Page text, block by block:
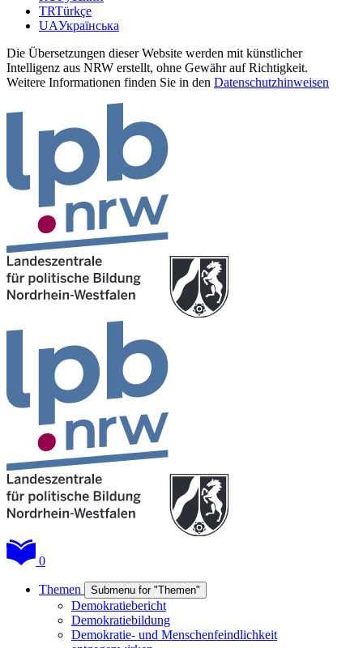
TRTürkçe
UAУкраїнська
Die Übersetzungen dieser Website werden mit künstlicher
Intelligenz aus NRW erstellt, ohne Gewähr auf Richtigkeit.
Weitere Informationen finden Sie in den Datenschutzhinweisen
0
Themen Submenu for "Themen"
Demokratiebericht
Demokratiebildung
Demokratie- und Menschenfeindlichkeit